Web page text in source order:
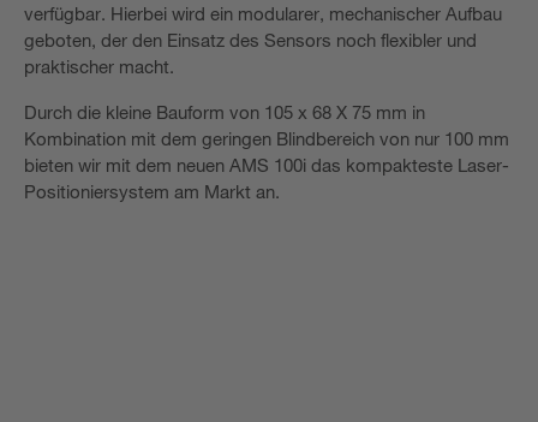
verfügbar. Hierbei wird ein modularer, mechanischer Aufbau
geboten, der den Einsatz des Sensors noch flexibler und
praktischer macht.
Durch die kleine Bauform von 105 x 68 X 75 mm in
Kombination mit dem geringen Blindbereich von nur 100 mm
bieten wir mit dem neuen AMS 100i das kompakteste Laser-
Positioniersystem am Markt an.